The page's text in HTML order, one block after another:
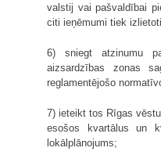
valstij vai pašvaldībai
citi ieņēmumi tiek
6) sniegt atzinumu
aizsardzības zonas
reglamentējošo
7) ieteikt tos Rīgas
esošos kvartālus un
lokālplānojums;